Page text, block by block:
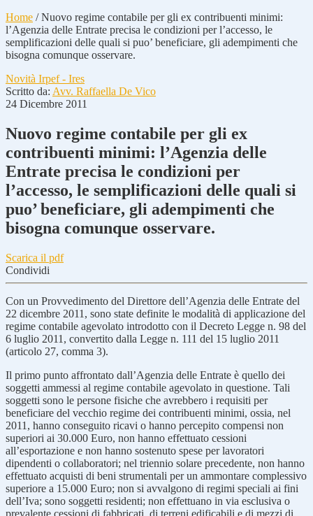
Home /Nuovo regime contabile per gli ex contribuenti minimi:
l’Agenzia delle Entrate precisa le condizioni per l’accesso, le
semplificazioni delle quali si puo’ beneficiare, gli adempimenti che
bisogna comunque osservare.
Novità Irpef - Ires
Scritto da: Avv. Raffaella De Vico
24 Dicembre 2011
Nuovo regime contabile per gli ex
contribuenti minimi: l’Agenzia delle
Entrate precisa le condizioni per
l’accesso, le semplificazioni delle quali si
puo’ beneficiare, gli adempimenti che
bisogna comunque osservare.
Scarica il pdf
Condividi
Con un Provvedimento del Direttore dell’Agenzia delle Entrate del
22 dicembre 2011, sono state definite le modalità di applicazione del
regime contabile agevolato introdotto con il Decreto Legge n. 98 del
6 luglio 2011, convertito dalla Legge n. 111 del 15 luglio 2011
(articolo 27, comma 3).
Il primo punto affrontato dall’Agenzia delle Entrate è quello dei
soggetti ammessi al regime contabile agevolato in questione. Tali
soggetti sono le persone fisiche che avrebbero i requisiti per
beneficiare del vecchio regime dei contribuenti minimi, ossia, nel
2011, hanno conseguito ricavi o hanno percepito compensi non
superiori ai 30.000 Euro, non hanno effettuato cessioni
all’esportazione e non hanno sostenuto spese per lavoratori
dipendenti o collaboratori; nel triennio solare precedente, non hanno
effettuato acquisti di beni strumentali per un ammontare complessivo
superiore a 15.000 Euro; non si avvalgono di regimi speciali ai fini
dell’Iva; sono soggetti residenti; non effettuano in via esclusiva o
prevalente cessioni di fabbricati, di terreni edificabili e di mezzi di